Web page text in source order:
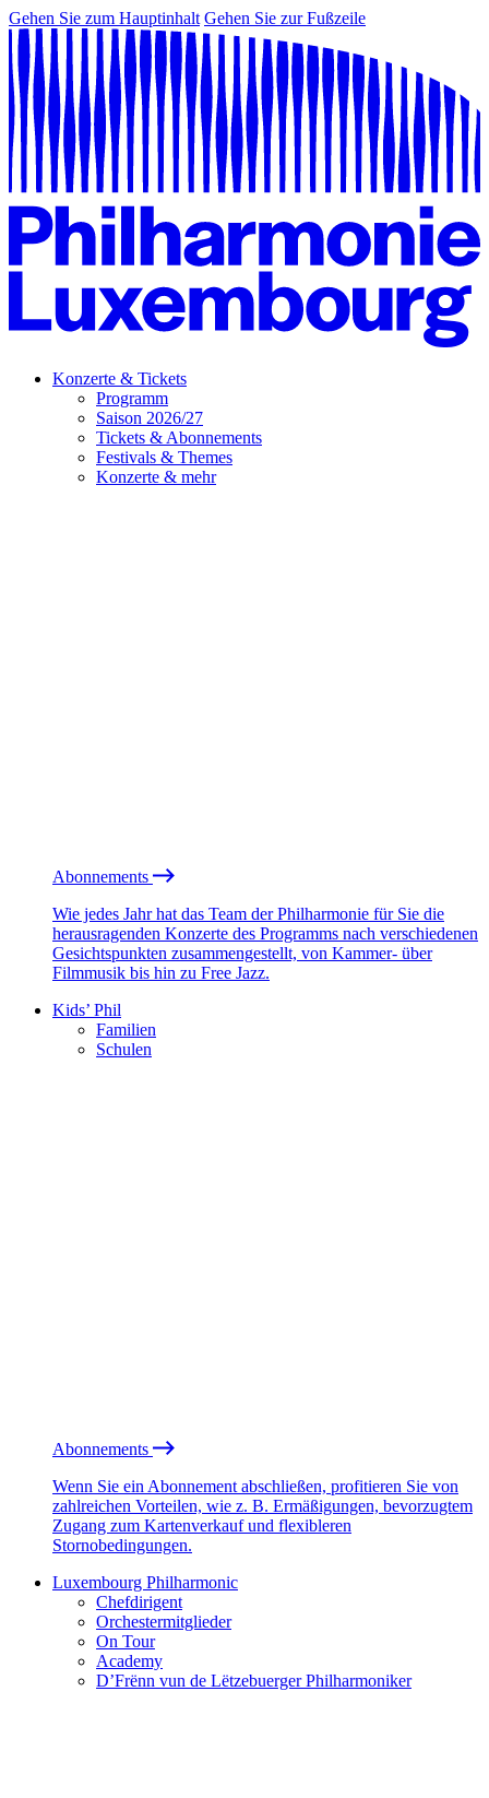
Gehen Sie zum Hauptinhalt Gehen Sie zur Fußzeile
Konzerte & Tickets
Programm
Saison 2026/27
Tickets & Abonnements
Festivals & Themes
Konzerte & mehr
Abonnements
Wie jedes Jahr hat das Team der Philharmonie für Sie die
herausragenden Konzerte des Programms nach verschiedenen
Gesichtspunkten zusammengestellt, von Kammer- über
Filmmusik bis hin zu Free Jazz.
Kids’ Phil
Familien
Schulen
Abonnements
Wenn Sie ein Abonnement abschließen, profitieren Sie von
zahlreichen Vorteilen, wie z. B. Ermäßigungen, bevorzugtem
Zugang zum Kartenverkauf und flexibleren
Stornobedingungen.
Luxembourg Philharmonic
Chefdirigent
Orchestermitglieder
On Tour
Academy
D’Frënn vun de Lëtzebuerger Philharmoniker